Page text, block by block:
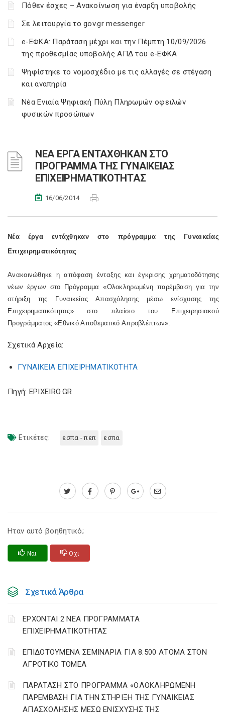
Πόθεν έσχες – Ανακοίνωση για έναρξη υποβολής
Σε λειτουργία το gov.gr messenger
e-ΕΦΚΑ: Παράταση μέχρι και την Πέμπτη 10/09/2026
της προθεσμίας υποβολής ΑΠΔ του e-ΕΦΚΑ
Ψηφίστηκε το νομοσχέδιο με τις αλλαγές σε στέγαση
και αναπηρία
Νέα Ενιαία Ψηφιακή Πύλη Πληρωμών οφειλών
φυσικών προσώπων
ΝΕΑ ΕΡΓΑ ΕΝΤΑΧΘΗΚΑΝ ΣΤΟ
ΠΡΟΓΡΑΜΜΑ ΤΗΣ ΓΥΝΑΙΚΕΙΑΣ
ΕΠΙΧΕΙΡΗΜΑΤΙΚΟΤΗΤΑΣ
16/06/2014
Νέα έργα εντάχθηκαν στο πρόγραμμα της Γυναικείας
Επιχειρηματικότητας
Ανακοινώθηκε η απόφαση ένταξης και έγκρισης χρηματοδότησης
νέων έργων στο Πρόγραμμα «Ολοκληρωμένη παρέμβαση για την
στήριξη της Γυναικείας Απασχόλησης μέσω ενίσχυσης της
Επιχειρηματικότητας» στο πλαίσιο του Επιχειρησιακού
Προγράμματος «Εθνικό Αποθεματικό Απροβλέπτων».
Σχετικά Αρχεία:
ΓΥΝΑΙΚΕΙΑ ΕΠΙΧΕΙΡΗΜΑΤΙΚΟΤΗΤΑ
Πηγή: EPIXEIRO.GR
Ετικέτες: εσπα - πεπ εσπα
Ηταν αυτό βοηθητικό;
Ναι Οχι
Σχετικά Άρθρα
ΕΡΧΟΝΤΑΙ 2 ΝΕΑ ΠΡΟΓΡΑΜΜΑΤΑ
ΕΠΙΧΕΙΡΗΜΑΤΙΚΟΤΗΤΑΣ
ΕΠΙΔΟΤΟΥΜΕΝΑ ΣΕΜΙΝΑΡΙΑ ΓΙΑ 8.500 ΑΤΟΜΑ ΣΤΟΝ
ΑΓΡΟΤΙΚΟ ΤΟΜΕΑ
ΠΑΡΑΤΑΣΗ ΣΤΟ ΠΡΟΓΡΑΜΜΑ «ΟΛΟΚΛΗΡΩΜΕΝΗ
ΠΑΡΕΜΒΑΣΗ ΓΙΑ ΤΗΝ ΣΤΗΡΙΞΗ ΤΗΣ ΓΥΝΑΙΚΕΙΑΣ
ΑΠΑΣΧΟΛΗΣΗΣ ΜΕΣΩ ΕΝΙΣΧΥΣΗΣ ΤΗΣ